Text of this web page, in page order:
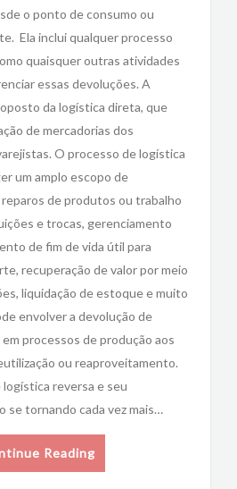
o ponto de consumo ou
Ela inclui qualquer processo
quaisquer outras atividades
essas devoluções. A
da logística direta, que
de mercadorias dos
O processo de logística
um amplo escopo de
de produtos ou trabalho
e trocas, gerenciamento
de fim de vida útil para
recuperação de valor por meio
liquidação de estoque e muito
envolver a devolução de
processos de produção aos
ou reaproveitamento.
reversa e seu
se tornando cada vez mais…
Reading